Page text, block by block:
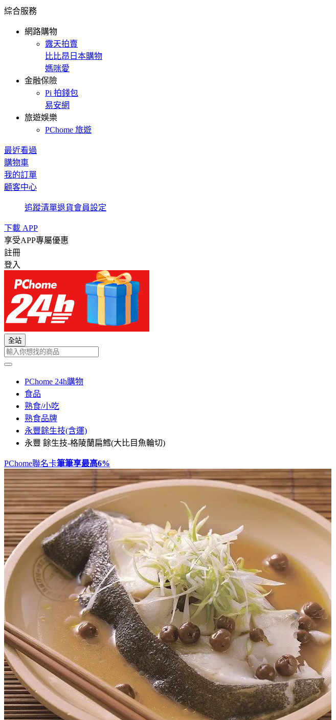
綜合服務
網路購物
露天拍賣
比比昂日本購物
媽咪愛
金融保險
Pi 拍錢包
易安網
旅遊娛樂
PChome 旅遊
最近看過
購物車
我的訂單
顧客中心
追蹤清單退貨會員設定
下載 APP
享受APP專屬優惠
註冊
登入
全站
PChome 24h購物
食品
熟食/小吃
熟食品牌
永豐餘生技(含運)
永豐 餘生技-格陵蘭扁鱈(大比目魚輪切)
PChome聯名卡筆筆享最高6%